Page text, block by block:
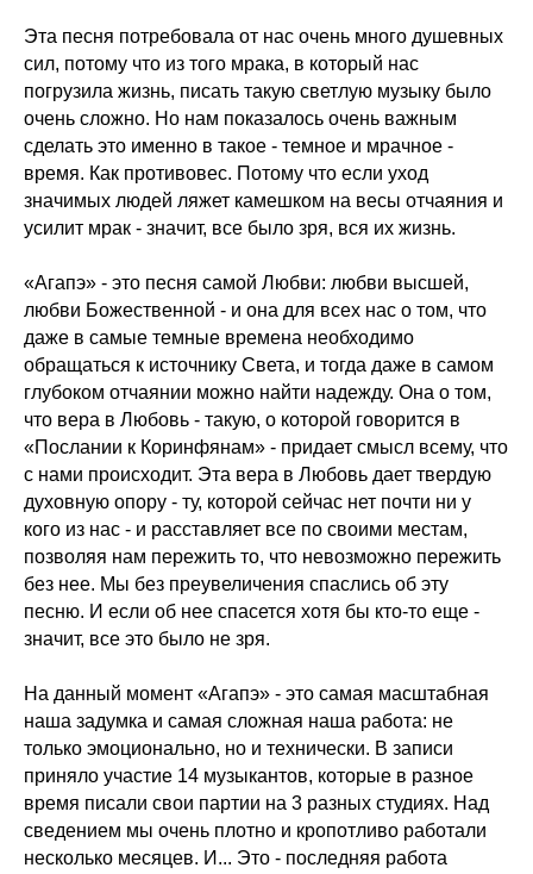
Эта песня потребовала от нас очень много душевных
сил, потому что из того мрака, в который нас
погрузила жизнь, писать такую светлую музыку было
очень сложно. Но нам показалось очень важным
сделать это именно в такое - темное и мрачное -
время. Как противовес. Потому что если уход
значимых людей ляжет камешком на весы отчаяния и
усилит мрак - значит, все было зря, вся их жизнь.
«Агапэ» - это песня самой Любви: любви высшей,
любви Божественной - и она для всех нас о том, что
даже в самые темные времена необходимо
обращаться к источнику Света, и тогда даже в самом
глубоком отчаянии можно найти надежду. Она о том,
что вера в Любовь - такую, о которой говорится в
«Послании к Коринфянам» - придает смысл всему, что
с нами происходит. Эта вера в Любовь дает твердую
духовную опору - ту, которой сейчас нет почти ни у
кого из нас - и расставляет все по своими местам,
позволяя нам пережить то, что невозможно пережить
без нее. Мы без преувеличения спаслись об эту
песню. И если об нее спасется хотя бы кто-то еще -
значит, все это было не зря.
На данный момент «Агапэ» - это самая масштабная
наша задумка и самая сложная наша работа: не
только эмоционально, но и технически. В записи
приняло участие 14 музыкантов, которые в разное
время писали свои партии на 3 разных студиях. Над
сведением мы очень плотно и кропотливо работали
несколько месяцев. И... Это - последняя работа